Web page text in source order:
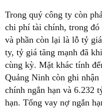
Trong quý công ty còn
chi phí tài chính, trong
và phần còn lại là lỗ tỷ
ty, tỷ giá tăng mạnh đã
cùng kỳ. Mặt khác tính
Quảng Ninh còn ghi
chính ngắn hạn và 6.232
hạn. Tổng vay nợ ngắn